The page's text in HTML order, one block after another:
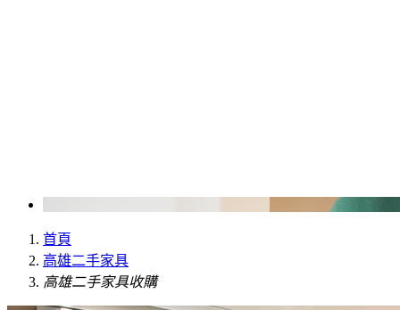
首頁
高雄二手家具
高雄二手家具收購